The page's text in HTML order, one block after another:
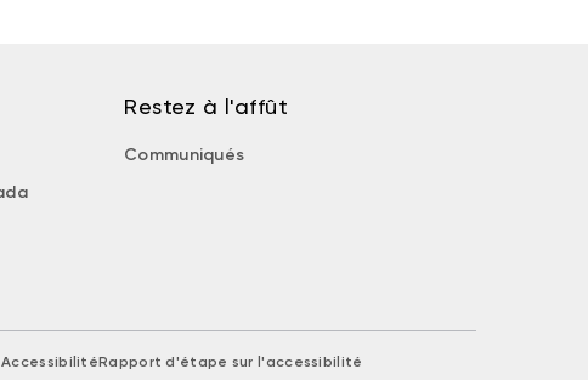
Restez à l'affût
Communiqués
AccessibilitéRapport d'étape sur l'accessibilité